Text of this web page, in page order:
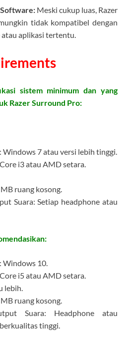
Meski cukup luas, Razer
tidak kompatibel dengan
atau aplikasi tertentu.
sistem minimum dan yang
Razer Surround Pro:
Windows 7 atau versi lebih tinggi.
i3 atau AMD setara.
ruang kosong.
Suara: Setiap headphone atau
Windows 10.
i5 atau AMD setara.
lebih.
ruang kosong.
Suara: Headphone atau
tinggi.